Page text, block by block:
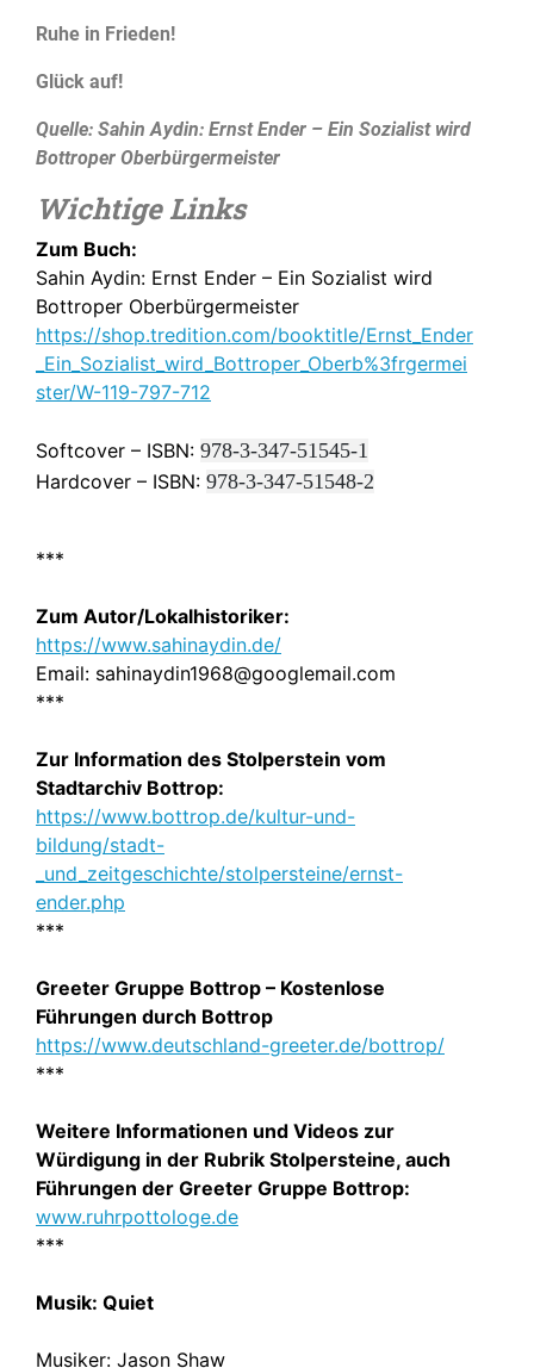
Ruhe in Frieden!
Glück auf!
Quelle: Sahin Aydin: Ernst Ender – Ein Sozialist wird
Bottroper Oberbürgermeister
Wichtige Links
Zum Buch:
Sahin Aydin: Ernst Ender – Ein Sozialist wird
Bottroper Oberbürgermeister
https://shop.tredition.com/booktitle/Ernst_Ender
_Ein_Sozialist_wird_Bottroper_Oberb%3frgermei
ster/W-119-797-712
Softcover – ISBN: 978-3-347-51545-1
Hardcover – ISBN: 978-3-347-51548-2
***
Zum Autor/Lokalhistoriker:
https://www.sahinaydin.de/
Email: sahinaydin1968@googlemail.com
***
Zur Information des Stolperstein vom
Stadtarchiv Bottrop:
https://www.bottrop.de/kultur-und-
bildung/stadt-
_und_zeitgeschichte/stolpersteine/ernst-
ender.php
***
Greeter Gruppe Bottrop – Kostenlose
Führungen durch Bottrop
https://www.deutschland-greeter.de/bottrop/
***
Weitere Informationen und Videos zur
Würdigung in der Rubrik Stolpersteine, auch
Führungen der Greeter Gruppe Bottrop:
www.ruhrpottologe.de
***
Musik: Quiet
Musiker: Jason Shaw